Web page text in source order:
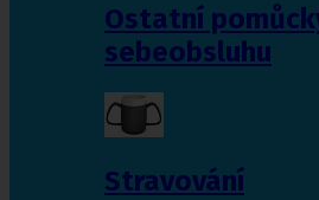
Ostatní
sebeobsluhu
Stravování